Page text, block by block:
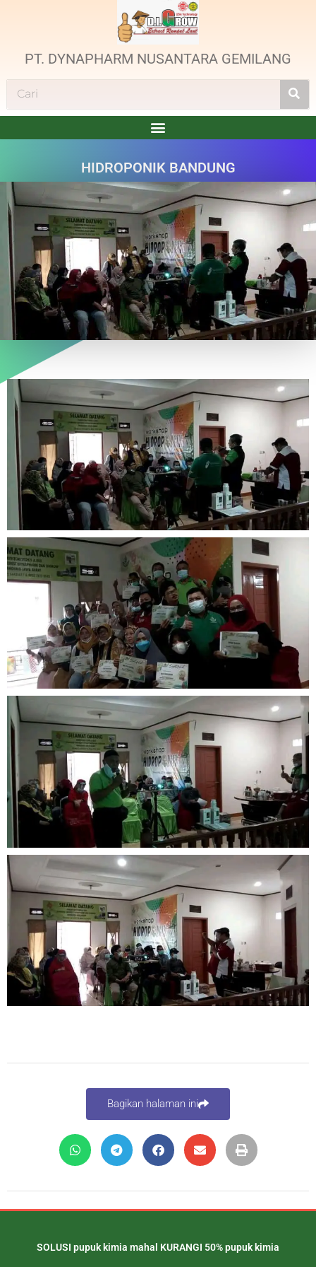
PT. DYNAPHARM NUSANTARA GEMILANG
HIDROPONIK BANDUNG
Bagikan halaman ini
SOLUSI pupuk kimia mahal KURANGI 50% pupuk kimia